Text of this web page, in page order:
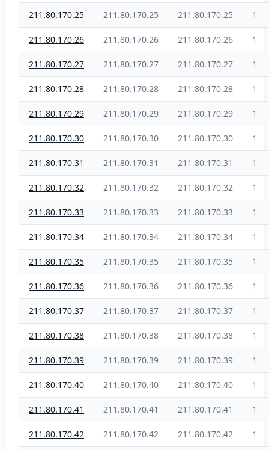
211.80.170.25 211.80.170.25 211.80.170.25 1
211.80.170.26 211.80.170.26 211.80.170.26 1
211.80.170.27 211.80.170.27 211.80.170.27 1
211.80.170.28 211.80.170.28 211.80.170.28 1
211.80.170.29 211.80.170.29 211.80.170.29 1
211.80.170.30 211.80.170.30 211.80.170.30 1
211.80.170.31 211.80.170.31 211.80.170.31 1
211.80.170.32 211.80.170.32 211.80.170.32 1
211.80.170.33 211.80.170.33 211.80.170.33 1
211.80.170.34 211.80.170.34 211.80.170.34 1
211.80.170.35 211.80.170.35 211.80.170.35 1
211.80.170.36 211.80.170.36 211.80.170.36 1
211.80.170.37 211.80.170.37 211.80.170.37 1
211.80.170.38 211.80.170.38 211.80.170.38 1
211.80.170.39 211.80.170.39 211.80.170.39 1
211.80.170.40 211.80.170.40 211.80.170.40 1
211.80.170.41 211.80.170.41 211.80.170.41 1
211.80.170.42 211.80.170.42 211.80.170.42 1